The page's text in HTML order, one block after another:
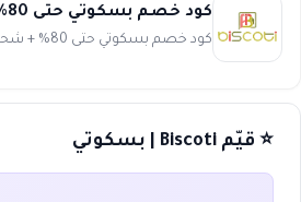
كود خصم بسكوتي حتى 80% + شحن مجاني على كافة المنتجات Biscoti
كود خصم بسكوتي حتى 80% + شحن مجاني على كافة المنتجات أستمتع بأقوى عروض بسكوتي و أفضل التخفيضات الحصرية وكود ...
⭐ قيّم Biscoti | بسكوتي